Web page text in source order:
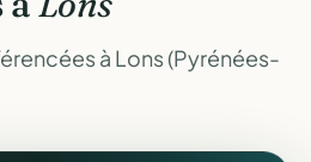
à Lons (Pyrénées-